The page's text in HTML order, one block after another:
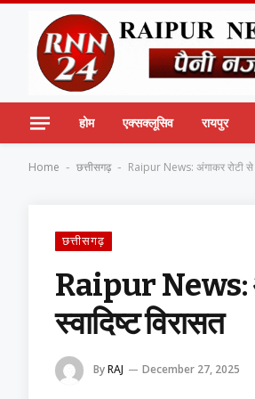
होम एक्सक्लूसिव रायपुर
Home - छत्तीसगढ़ - Raipur News: अंगाकर रोटी से
छत्तीसगढ़
Raipur News:
स्वादिष्ट विरासत
ByRAJ December 27, 2025